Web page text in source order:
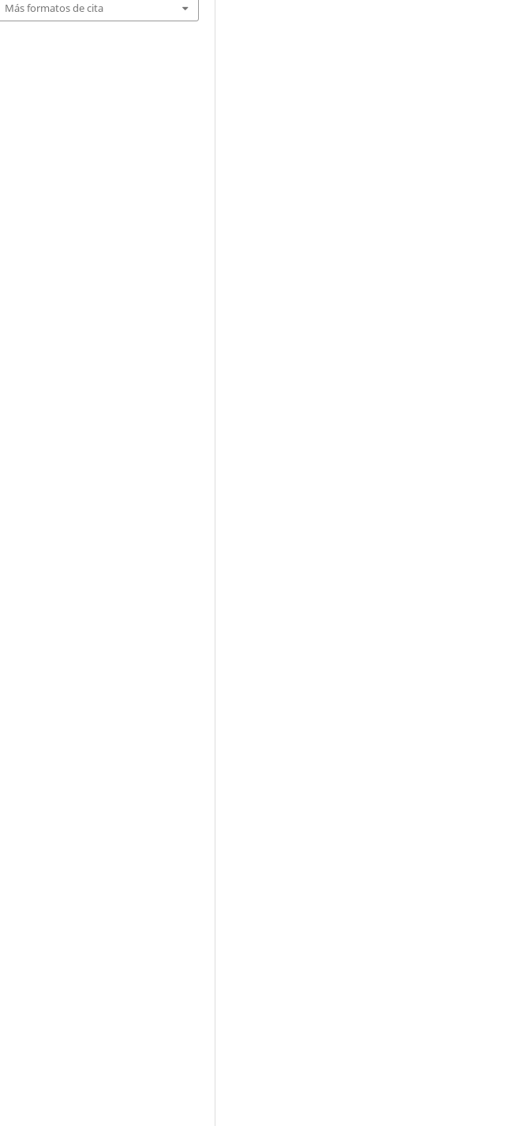
Más formatos de cita